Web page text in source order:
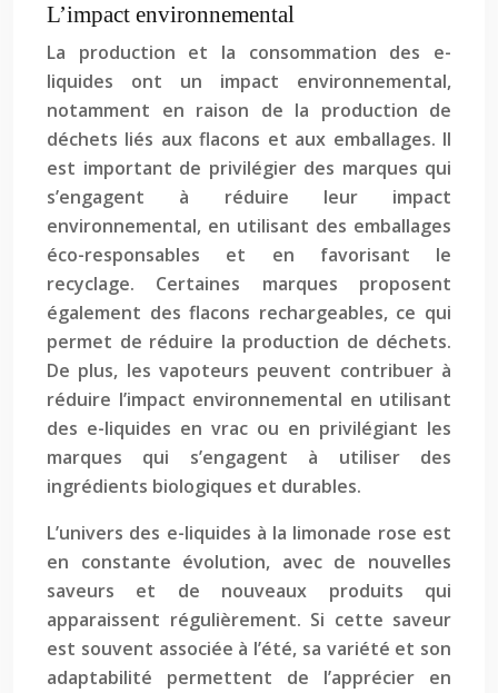
L’impact environnemental
La production et la consommation des e-
liquides ont un impact environnemental,
notamment en raison de la production de
déchets liés aux flacons et aux emballages. Il
est important de privilégier des marques qui
s’engagent à réduire leur impact
environnemental, en utilisant des emballages
éco-responsables et en favorisant le
recyclage. Certaines marques proposent
également des flacons rechargeables, ce qui
permet de réduire la production de déchets.
De plus, les vapoteurs peuvent contribuer à
réduire l’impact environnemental en utilisant
des e-liquides en vrac ou en privilégiant les
marques qui s’engagent à utiliser des
ingrédients biologiques et durables.
L’univers des e-liquides à la limonade rose est
en constante évolution, avec de nouvelles
saveurs et de nouveaux produits qui
apparaissent régulièrement. Si cette saveur
est souvent associée à l’été, sa variété et son
adaptabilité permettent de l’apprécier en